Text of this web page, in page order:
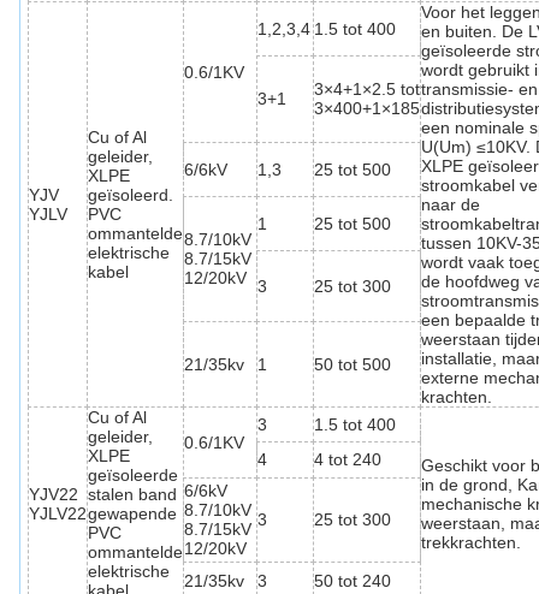
YJV
YJLV
Cu of Al
geleider,
XLPE
geïsoleerd.
PVC
ommantelde
elektrische
kabel
0.6/1KV
1,2,3,4 1.5 tot 400
Voor het
en buiten. De
geïsoleerde
wordt gebruikt
transmissie- en
een nominale
U(Um) ≤10KV.
XLPE
stroomkabel
naar de
tussen 10KV-
wordt vaak
de hoofdweg
een bepaalde
weerstaan
installatie,
externe
krachten.
3+1
3×4+1×2.5 tot
3×400+1×185
6/6kV 1,3 25 tot 500
8.7/10kV
8.7/15kV
12/20kV
1 25 tot 500
3 25 tot 300
21/35kv 1 50 tot 500
YJV22
YJLV22
Cu of Al
geleider,
XLPE
geïsoleerde
stalen band
gewapende
PVC
ommantelde
elektrische
kabel
0.6/1KV
3 1.5 tot 400
Geschikt voor
in de grond,
mechanische
weerstaan,
trekkrachten.
4
4 tot 240
6/6kV
8.7/10kV
8.7/15kV
12/20kV
3 25 tot 300
21/35kv 3 50 tot 240